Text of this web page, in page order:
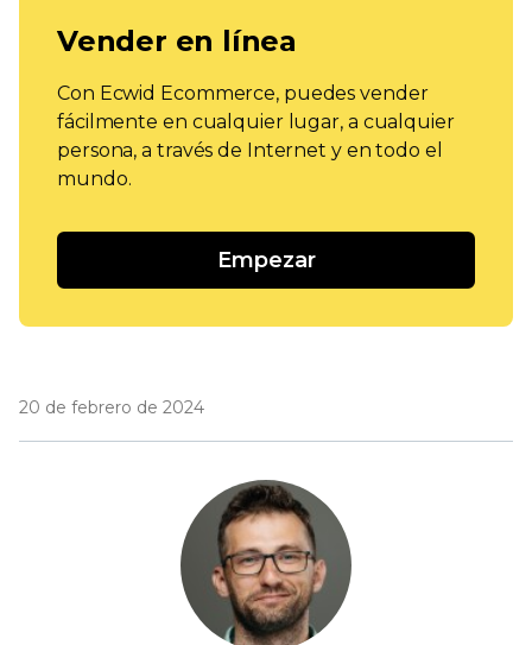
Vender en línea
Con Ecwid Ecommerce, puedes vender
fácilmente en cualquier lugar, a cualquier
persona, a través de Internet y en todo el
mundo.
Empezar
20 de febrero de 2024